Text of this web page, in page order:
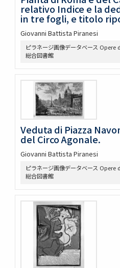
relativo Indice e la
in tre fogli, e titolo
Giovanni Battista Piranesi
ピラネージ画像データベース
総合図書館
Veduta di Piazza
del Circo Agonale.
Giovanni Battista Piranesi
ピラネージ画像データベース
総合図書館